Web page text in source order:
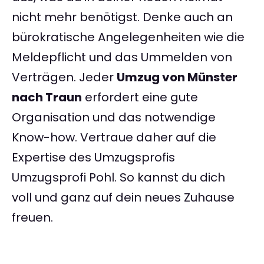
nicht mehr benötigst. Denke auch an
bürokratische Angelegenheiten wie die
Meldepflicht und das Ummelden von
Verträgen. Jeder Umzug von Münster
nach Traun erfordert eine gute
Organisation und das notwendige
Know-how. Vertraue daher auf die
Expertise des Umzugsprofis
Umzugsprofi Pohl. So kannst du dich
voll und ganz auf dein neues Zuhause
freuen.